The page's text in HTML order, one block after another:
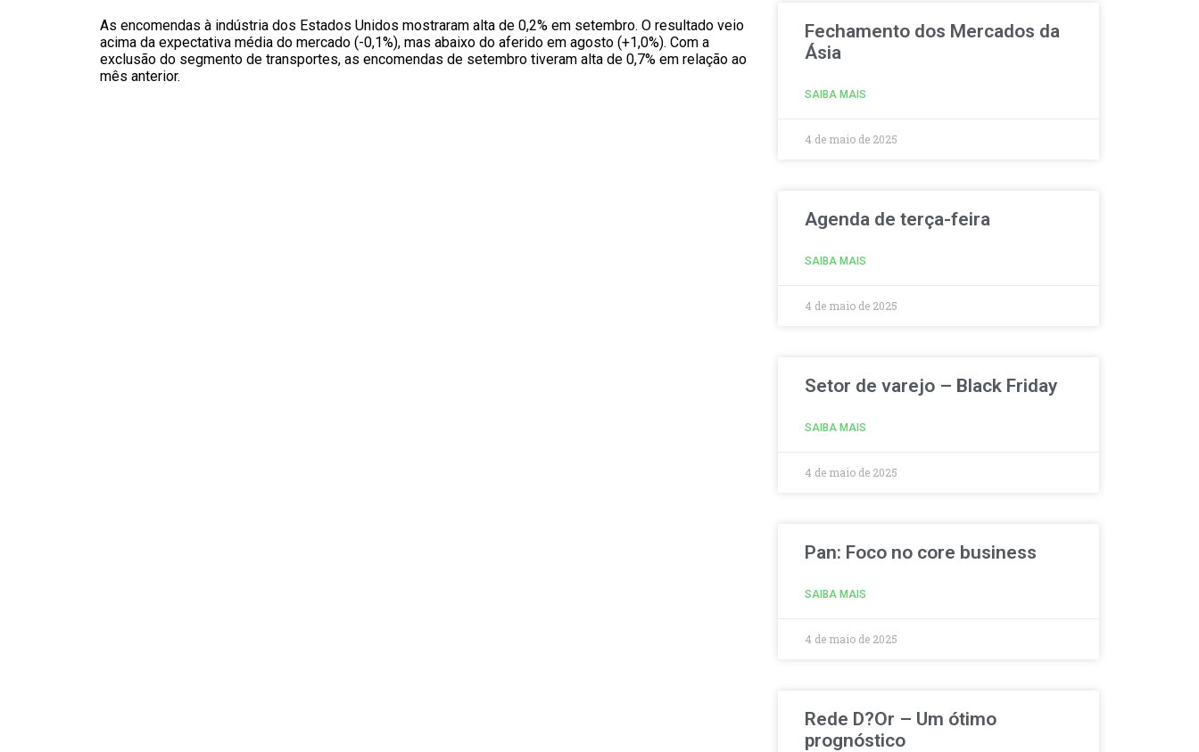
As encomendas à indústria dos Estados Unidos mostraram alta de 0,2% em setembro. O resultado veio
acima da expectativa média do mercado (-0,1%), mas abaixo do aferido em agosto (+1,0%). Com a
exclusão do segmento de transportes, as encomendas de setembro tiveram alta de 0,7% em relação ao
mês anterior.
Fechamento dos Mercados da
Ásia
SAIBA MAIS
4 de maio de 2025
Agenda de terça-feira
SAIBA MAIS
4 de maio de 2025
Setor de varejo – Black Friday
SAIBA MAIS
4 de maio de 2025
Pan: Foco no core business
SAIBA MAIS
4 de maio de 2025
Rede D?Or – Um ótimo
prognóstico